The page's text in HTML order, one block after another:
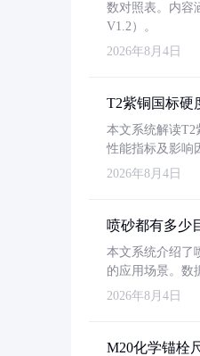
数对照表。内容
V1.2）。
2026年8月4日
T2紫铜国标硬
本文系统解读T2
性能指标及影响
2026年8月4日
喷砂都有多少
本文系统介绍了
的应用场景。数
2026年8月4日
M20化学锚栓